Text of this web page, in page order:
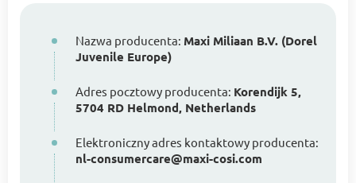
Nazwa producenta: Maxi Miliaan B.V. (Dorel
Juvenile Europe)
Adres pocztowy producenta: Korendijk 5,
5704 RD Helmond, Netherlands
Elektroniczny adres kontaktowy producenta:
nl-consumercare@maxi-cosi.com